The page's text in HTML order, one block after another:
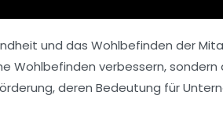
und das Wohlbefinden der
Wohlbefinden verbessern, sondern
deren Bedeutung für